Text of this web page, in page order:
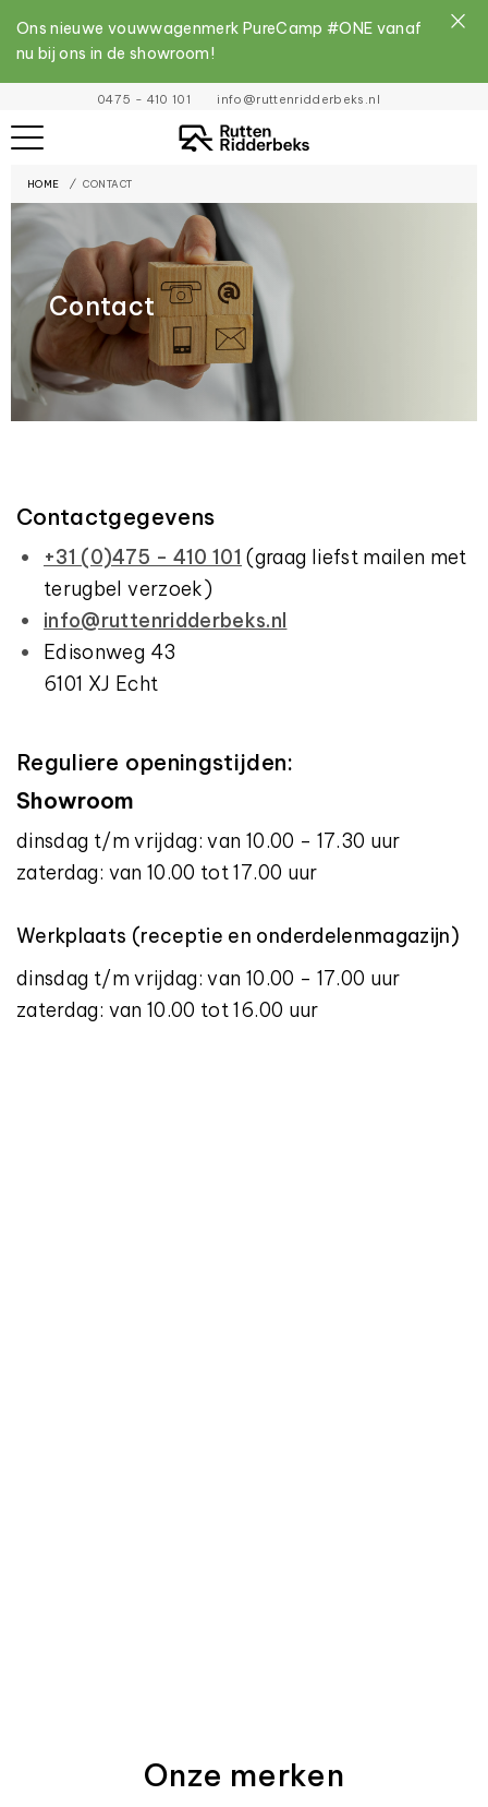
must
and
be
placed
inside
assets
folder
0475 - 410 101 info@ruttenridderbeks.nl
Ons nieuwe vouwwagenmerk PureCamp #ONE vanaf
nu bij ons in de showroom!
HOME CONTACT
Contact
Contactgegevens
+31 (0)475 - 410 101 (graag liefst mailen met
terugbel verzoek)
info@ruttenridderbeks.nl
Edisonweg 43
6101 XJ Echt
Reguliere openingstijden:
Showroom
dinsdag t/m vrijdag: van 10.00 - 17.30 uur
zaterdag: van 10.00 tot 17.00 uur
Werkplaats (receptie en onderdelenmagazijn)
dinsdag t/m vrijdag: van 10.00 - 17.00 uur
zaterdag: van 10.00 tot 16.00 uur
Onze merken